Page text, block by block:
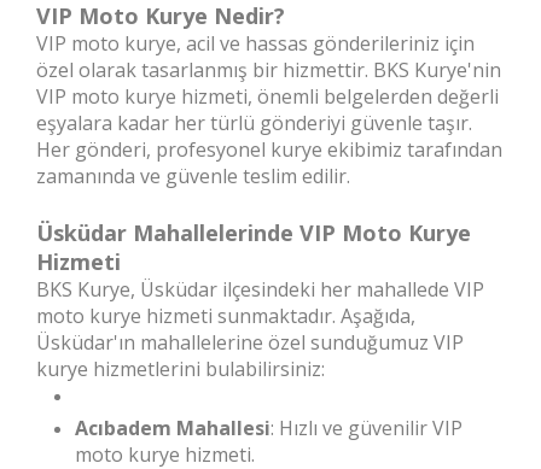
VIP Moto Kurye Nedir?
VIP moto kurye, acil ve hassas gönderileriniz için
özel olarak tasarlanmış bir hizmettir. BKS Kurye'nin
VIP moto kurye hizmeti, önemli belgelerden değerli
eşyalara kadar her türlü gönderiyi güvenle taşır.
Her gönderi, profesyonel kurye ekibimiz tarafından
zamanında ve güvenle teslim edilir.
Üsküdar Mahallelerinde VIP Moto Kurye
Hizmeti
BKS Kurye, Üsküdar ilçesindeki her mahallede VIP
moto kurye hizmeti sunmaktadır. Aşağıda,
Üsküdar'ın mahallelerine özel sunduğumuz VIP
kurye hizmetlerini bulabilirsiniz:
Acıbadem Mahallesi: Hızlı ve güvenilir VIP
moto kurye hizmeti.